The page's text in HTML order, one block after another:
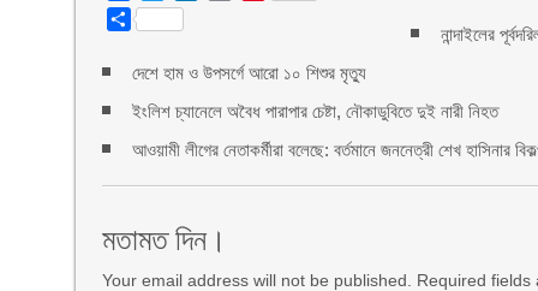
Share
নান্দাইলের
দেশে হাম ও উপসর্গে আরো ১০ শিশুর মৃত্যু
ইংলিশ চ্যানেলে অবৈধ পারাপার চেষ্টা, নৌকাডুবিতে দুই নারী নিহত
আওয়ামী লীগের নেতাকর্মীরা বলেছে: বর্তমানে জননেত্রী শেখ হাসিনার
মতামত দিন।
Your email address will not be published. Required fields